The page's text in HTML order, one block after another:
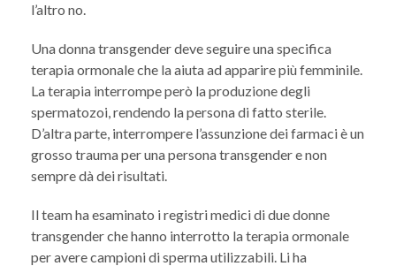
l’altro no.
Una donna transgender deve seguire una specifica
terapia ormonale che la aiuta ad apparire più femminile.
La terapia interrompe però la produzione degli
spermatozoi, rendendo la persona di fatto sterile.
D’altra parte, interrompere l’assunzione dei farmaci è un
grosso trauma per una persona transgender e non
sempre dà dei risultati.
Il team ha esaminato i registri medici di due donne
transgender che hanno interrotto la terapia ormonale
per avere campioni di sperma utilizzabili. Li ha